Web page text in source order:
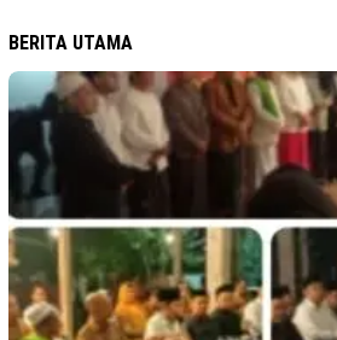
BERITA UTAMA